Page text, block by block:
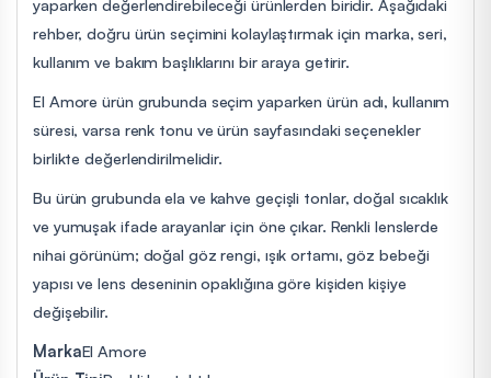
yaparken değerlendirebileceği ürünlerden biridir. Aşağıdaki
rehber, doğru ürün seçimini kolaylaştırmak için marka, seri,
kullanım ve bakım başlıklarını bir araya getirir.
El Amore ürün grubunda seçim yaparken ürün adı, kullanım
süresi, varsa renk tonu ve ürün sayfasındaki seçenekler
birlikte değerlendirilmelidir.
Bu ürün grubunda ela ve kahve geçişli tonlar, doğal sıcaklık
ve yumuşak ifade arayanlar için öne çıkar. Renkli lenslerde
nihai görünüm; doğal göz rengi, ışık ortamı, göz bebeği
yapısı ve lens deseninin opaklığına göre kişiden kişiye
değişebilir.
MarkaEl Amore